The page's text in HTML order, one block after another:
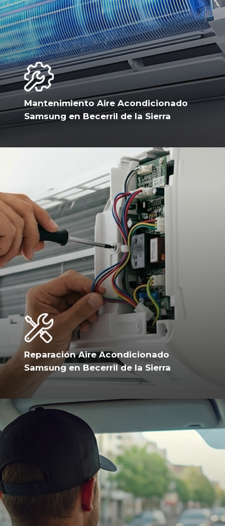
Mantenimiento Aire Acondicionado
Samsung en Becerril de la Sierra
Reparación Aire Acondicionado
Samsung en Becerril de la Sierra